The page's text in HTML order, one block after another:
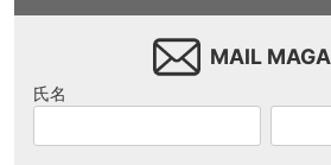
MAIL
氏名